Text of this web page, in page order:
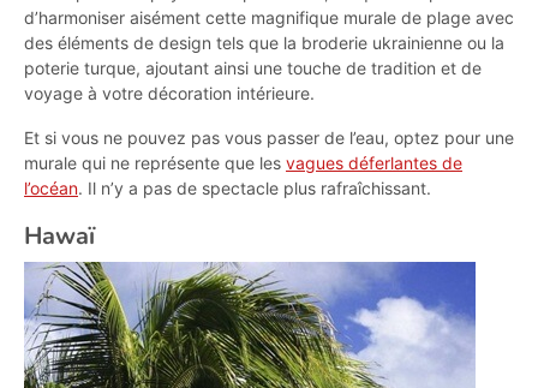
d’harmoniser aisément cette magnifique murale de plage avec
des éléments de design tels que la broderie ukrainienne ou la
poterie turque, ajoutant ainsi une touche de tradition et de
voyage à votre décoration intérieure.
Et si vous ne pouvez pas vous passer de l’eau, optez pour une
murale qui ne représente que les vagues déferlantes de
l’océan. Il n’y a pas de spectacle plus rafraîchissant.
Hawaï